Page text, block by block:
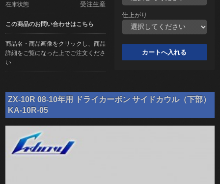
在庫状態 受注生産
この商品のお問い合わせはこちら
商品名・商品画像をクリックし、商品
詳細をご覧になった上でご注文くださ
い
仕上がり
ZX-10R 08-10年用 ドライカーボン サイドカウル（下部）
KA-10R-05